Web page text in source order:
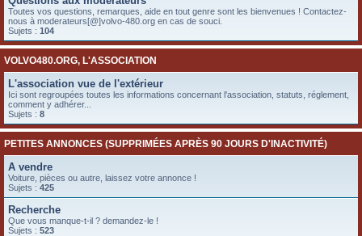
Toutes vos questions, remarques, aide en tout genre sont les bienvenues ! Contactez-
nous à moderateurs[@]volvo-480.org en cas de souci.
Sujets : 104
VOLVO480.ORG, L'ASSOCIATION
L'association vue de l'extérieur
Ici sont regroupées toutes les informations concernant l'association, statuts, réglement,
comment y adhérer...
Sujets : 8
PETITES ANNONCES (SUPPRIMÉES APRÈS 90 JOURS D'INACTIVITÉ)
A vendre
Voiture, pièces ou autre, laissez votre annonce !
Sujets : 425
Recherche
Que vous manque-t-il ? demandez-le !
Sujets : 523